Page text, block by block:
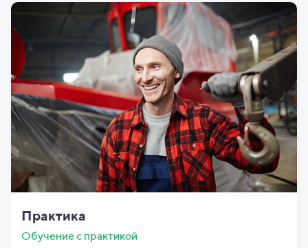
Практика
Обучение с практикой